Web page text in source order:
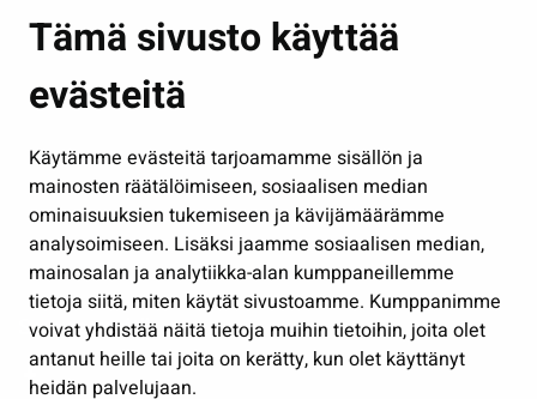
Tämä sivusto käyttää
evästeitä
Käytämme evästeitä tarjoamamme sisällön ja
mainosten räätälöimiseen, sosiaalisen median
ominaisuuksien tukemiseen ja kävijämäärämme
analysoimiseen. Lisäksi jaamme sosiaalisen median,
mainosalan ja analytiikka-alan kumppaneillemme
tietoja siitä, miten käytät sivustoamme. Kumppanimme
voivat yhdistää näitä tietoja muihin tietoihin, joita olet
antanut heille tai joita on kerätty, kun olet käyttänyt
heidän palvelujaan.
Kasvatus ja opetus
Kulttuuri ja liikunta
Työ ja yrittäminen
Osallistu ja asioi
Näytä omat evästeasetukseni
Seuraa meitä